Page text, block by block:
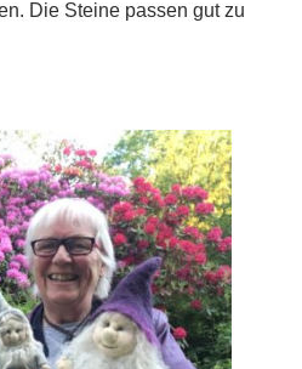
Die Steine passen gut zu